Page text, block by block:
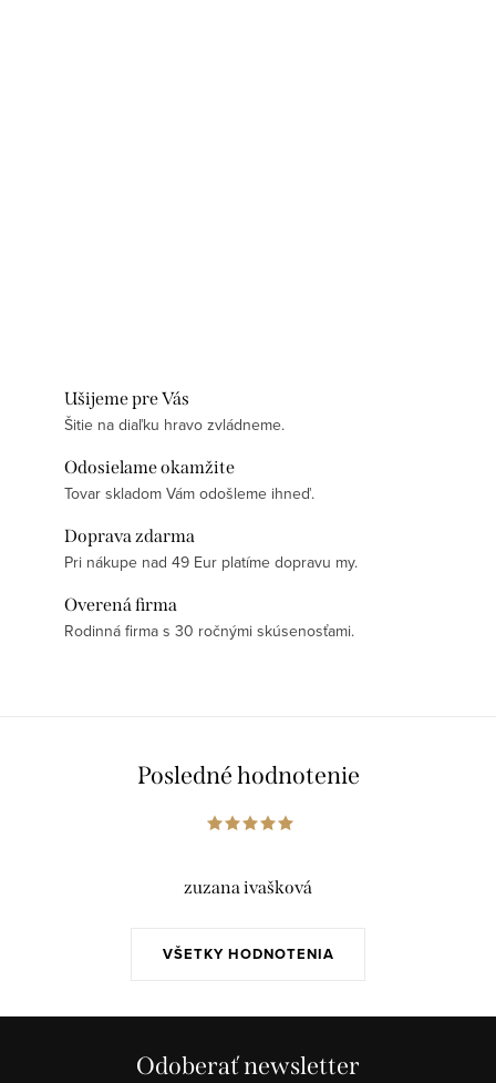
Ušijeme pre Vás
Šitie na diaľku hravo zvládneme.
Odosielame okamžite
Tovar skladom Vám odošleme ihneď.
Doprava zdarma
Pri nákupe nad 49 Eur platíme dopravu my.
Overená firma
Rodinná firma s 30 ročnými skúsenosťami.
Posledné hodnotenie
VŠETKY HODNOTENIA
zuzana ivašková
Odoberať newsletter